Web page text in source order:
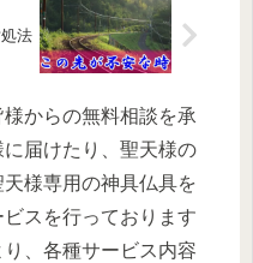
法
からの無料相談を承
届けたり、聖天様の
様専用の神具仏具を
スを行っております
、各種サービス内容